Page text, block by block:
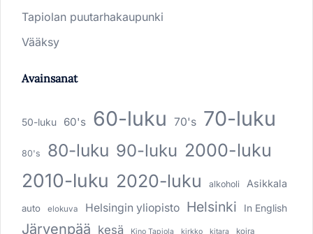
Tapiolan puutarhakaupunki
Vääksy
Avainsanat
50-luku 60's 60-luku 70's 70-luku
80's 80-luku 90-luku 2000-luku
2010-luku 2020-luku alkoholi Asikkala
auto elokuva Helsingin yliopisto Helsinki In English
Järvenpää kesä Kino Tapiola kirkko kitara koira